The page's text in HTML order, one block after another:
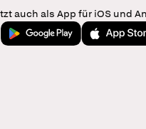
auch als App für iOS und
Jetzt bei Google Play
Laden im